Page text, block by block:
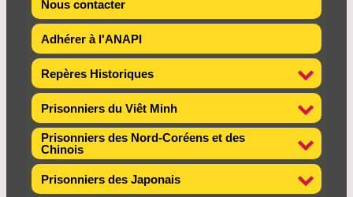
Nous contacter
Adhérer à l'ANAPI
Repères Historiques
Prisonniers du Viêt Minh
Prisonniers des Nord-Coréens et des
Chinois
Prisonniers des Japonais